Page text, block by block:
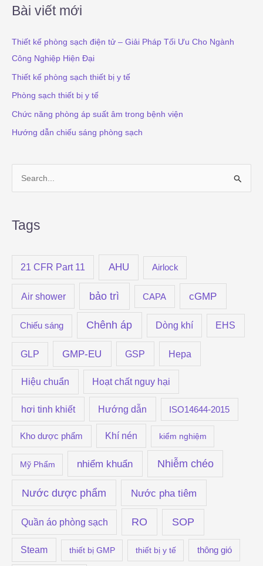
*Bài viết mới
Thiết kế phòng sạch điện tử – Giải Pháp Tối Ưu Cho Ngành
Công Nghiệp Hiện Đại
Thiết kế phòng sạch thiết bị y tế
Phòng sạch thiết bị y tế
Chức năng phòng áp suất âm trong bệnh viện
Hướng dẫn chiếu sáng phòng sạch
f
r
Tags
21 CFR Part 11 AHU Airlock
Air shower bảo trì CAPA cGMP
Chiếu sáng Chênh áp Dòng khí EHS
GLP GMP-EU GSP Hepa
Hiệu chuẩn Hoạt chất nguy hại
hơi tinh khiết Hướng dẫn ISO14644-2015
Kho dược phẩm Khí nén kiểm nghiệm
Mỹ Phẩm nhiểm khuẩn Nhiễm chéo
Nước dược phẩm Nước pha tiêm
Quần áo phòng sạch RO SOP
Steam thiết bị GMP thiết bị y tế thông gió